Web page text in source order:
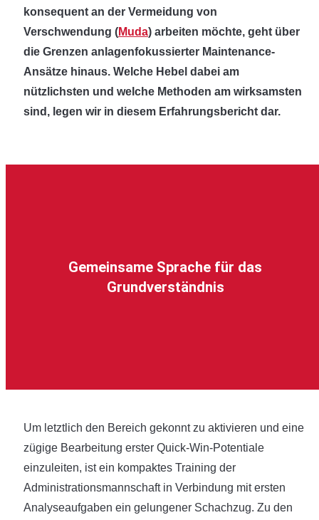
konsequent an der Vermeidung von
Verschwendung (Muda) arbeiten möchte, geht über
die Grenzen anlagenfokussierter Maintenance-
Ansätze hinaus. Welche Hebel dabei am
nützlichsten und welche Methoden am wirksamsten
sind, legen wir in diesem Erfahrungsbericht dar.
Gemeinsame Sprache für das
Grundverständnis
Um letztlich den Bereich gekonnt zu aktivieren und eine
zügige Bearbeitung erster Quick-Win-Potentiale
einzuleiten, ist ein kompaktes Training der
Administrationsmannschaft in Verbindung mit ersten
Analyseaufgaben ein gelungener Schachzug. Zu den